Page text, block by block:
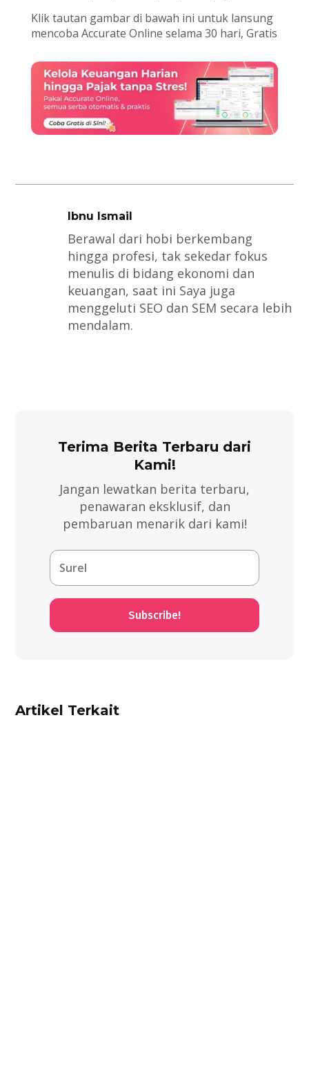
Klik tautan gambar di bawah ini untuk lansung
mencoba Accurate Online selama 30 hari, Gratis
Ibnu Ismail
Berawal dari hobi berkembang
hingga profesi, tak sekedar fokus
menulis di bidang ekonomi dan
keuangan, saat ini Saya juga
menggeluti SEO dan SEM secara lebih
mendalam.
Terima Berita Terbaru dari
Kami!
Jangan lewatkan berita terbaru,
penawaran eksklusif, dan
pembaruan menarik dari kami!
Subscribe!
Artikel Terkait